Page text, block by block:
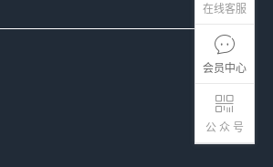
在线客服
会员中心
公 众 号